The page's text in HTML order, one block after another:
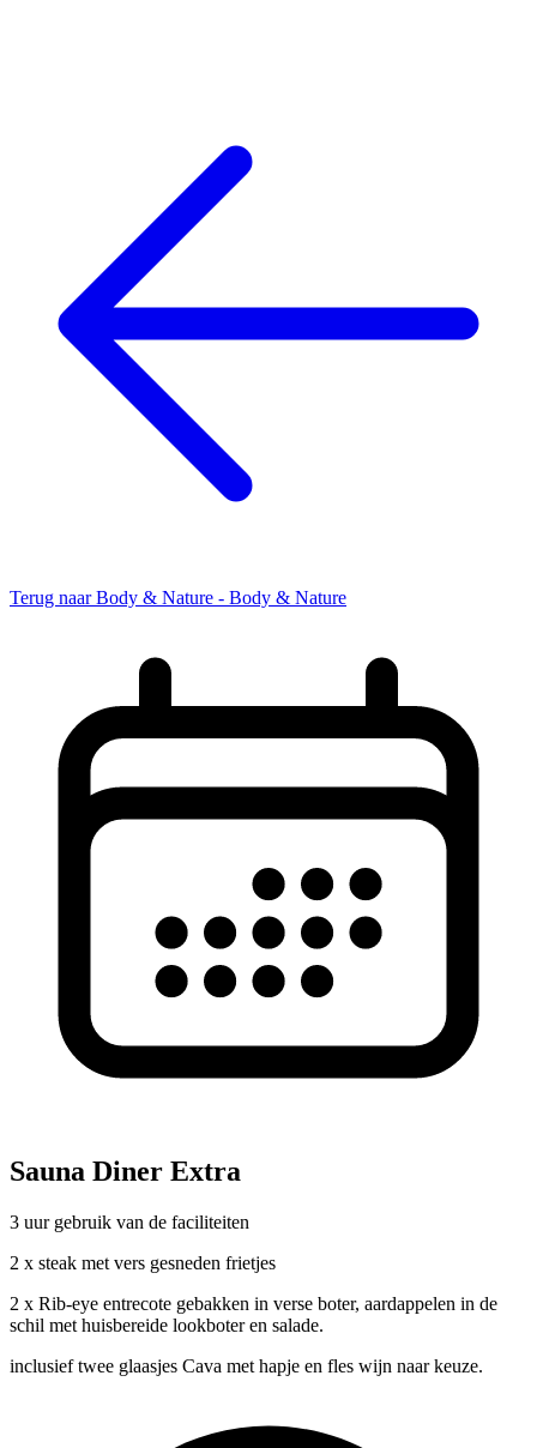
Terug naar Body & Nature - Body & Nature
Sauna Diner Extra
3 uur gebruik van de faciliteiten
2 x steak met vers gesneden frietjes
2 x Rib-eye entrecote gebakken in verse boter, aardappelen in de
schil met huisbereide lookboter en salade.
inclusief twee glaasjes Cava met hapje en fles wijn naar keuze.